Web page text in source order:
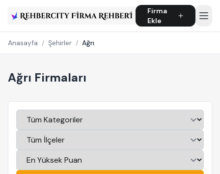
Firma
Ekle
Anasayfa / Şehirler / Ağrı
Ağrı Firmaları